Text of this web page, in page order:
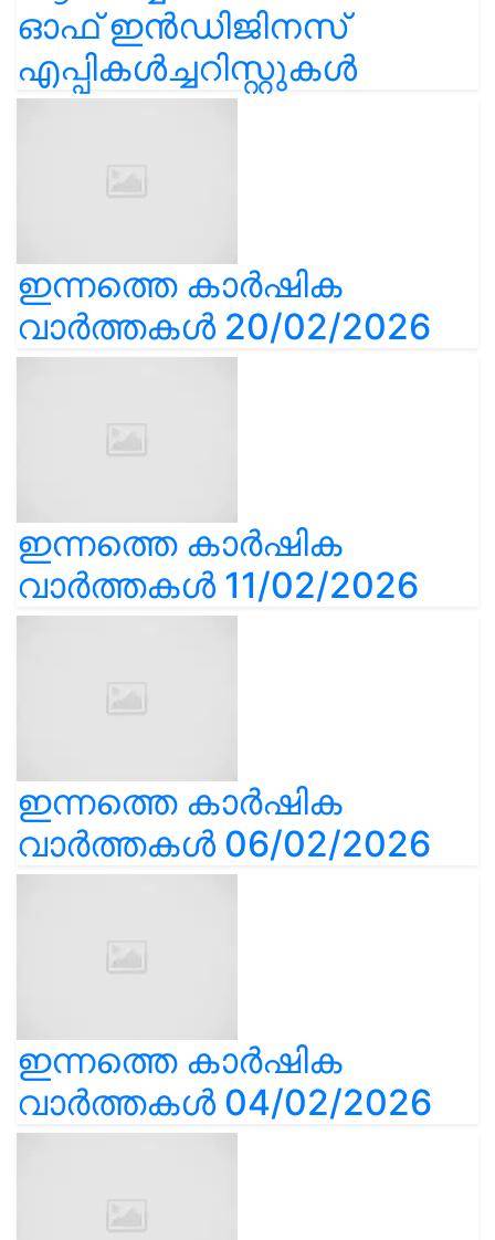
ഓഫ് ഇൻഡിജിനസ്
എപ്പികൾച്ചറിസ്റ്റുകൾ
ഇന്നത്തെ കാർഷിക
വാർത്തകൾ 20/02/2026
ഇന്നത്തെ കാർഷിക
വാർത്തകൾ 11/02/2026
ഇന്നത്തെ കാർഷിക
വാർത്തകൾ 06/02/2026
ഇന്നത്തെ കാർഷിക
വാർത്തകൾ 04/02/2026